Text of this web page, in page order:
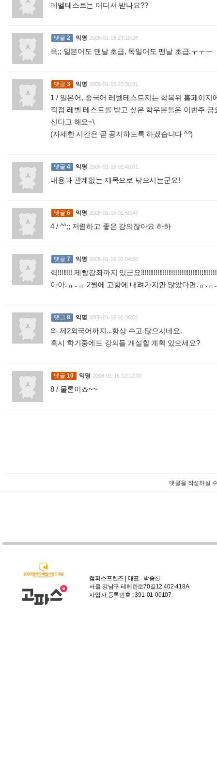
레벨테스트는 어디서 받나요??
댓글 2 익명 2008-01-15 23:10:26
윽;; 일본어도 맨날 초급, 독일어도 맨날 초급.ㅜㅜㅜ
댓글 3 익명 2008-01-15 23:30:31
1 / 일본어, 중국어 레벨테스트지는 학복위 홈페이
직접 레벨 테스트를 받고 싶은 학우분들은 이번주
신다고 해요~\
(자세한 시간은 곧 공지하도록 하겠습니다 ^^)
댓글 4 익명 2008-01-16 01:40:01
내용과 관계없는 제목으로 낚으시는군요!
댓글 6 익명 2008-01-16 01:50:47
4 / ^^;; 저렴하고 좋은 강의잖아요 하하
댓글 7 익명 2008-01-16 02:04:50
헉!!!!!!!! 제빵강좌까지 있군요
아아.ㅠ..ㅠ 2월에 고향에 내려가지만 않았다면.ㅠ.
댓글 8 익명 2008-01-16 02:36:52
와 제2외국어까지...항상 수고 많으시네요.
혹시 학기중에도 강의들 개설할 계획 있으세요?
댓글 10 익명 2008-01-16 12:12:00
8 / 물론이죠~~
댓글을 작성하실
캠퍼스프렌즈 | 대표 : 박종찬
서울 강남구 테헤란로70길12 402-418A
사업자 등록번호 : 391-01-00107